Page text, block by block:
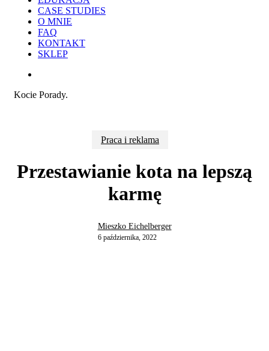
CASE STUDIES
O MNIE
FAQ
KONTAKT
SKLEP
Kocie Porady.
Praca i reklama
Przestawianie kota na lepszą
karmę
Mieszko Eichelberger
6 października, 2022